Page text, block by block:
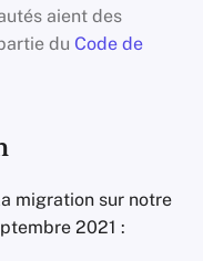
aient des
du Code de
migration sur notre
2021 :